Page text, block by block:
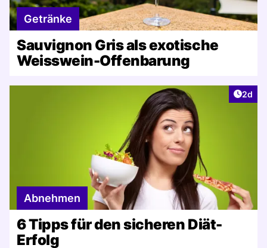
Getränke
Sauvignon Gris als exotische
Weisswein-Offenbarung
2d
Abnehmen
6 Tipps für den sicheren Diät-
Erfolg